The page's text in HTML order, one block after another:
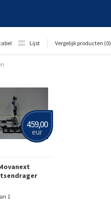
Lijst Vergelijk producten (0)
459,00
eur
1